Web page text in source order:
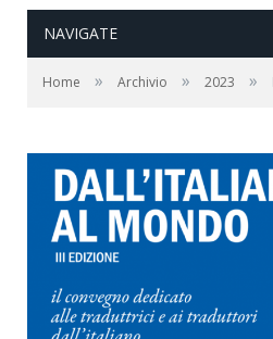
NAVIGATE
Home » Archivio » 2023 »